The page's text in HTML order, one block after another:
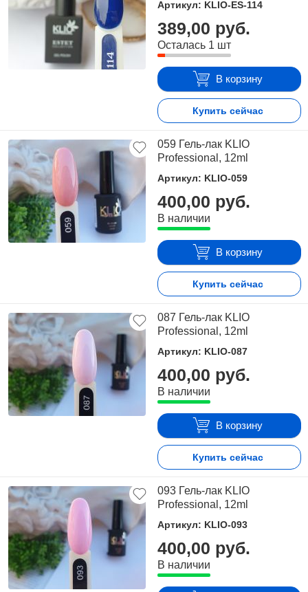
Артикул: KLIO-ES-114
389,00 руб.
Осталась 1 шт
В корзину
Купить сейчас
059 Гель-лак KLIO
Professional, 12ml
Артикул: KLIO-059
400,00 руб.
В наличии
В корзину
Купить сейчас
087 Гель-лак KLIO
Professional, 12ml
Артикул: KLIO-087
400,00 руб.
В наличии
В корзину
Купить сейчас
093 Гель-лак KLIO
Professional, 12ml
Артикул: KLIO-093
400,00 руб.
В наличии